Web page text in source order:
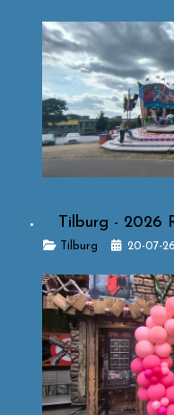
Tilburg - 2026
Details
Tilburg 20-07-26